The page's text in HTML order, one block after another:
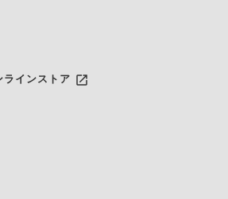
ラインストア launch